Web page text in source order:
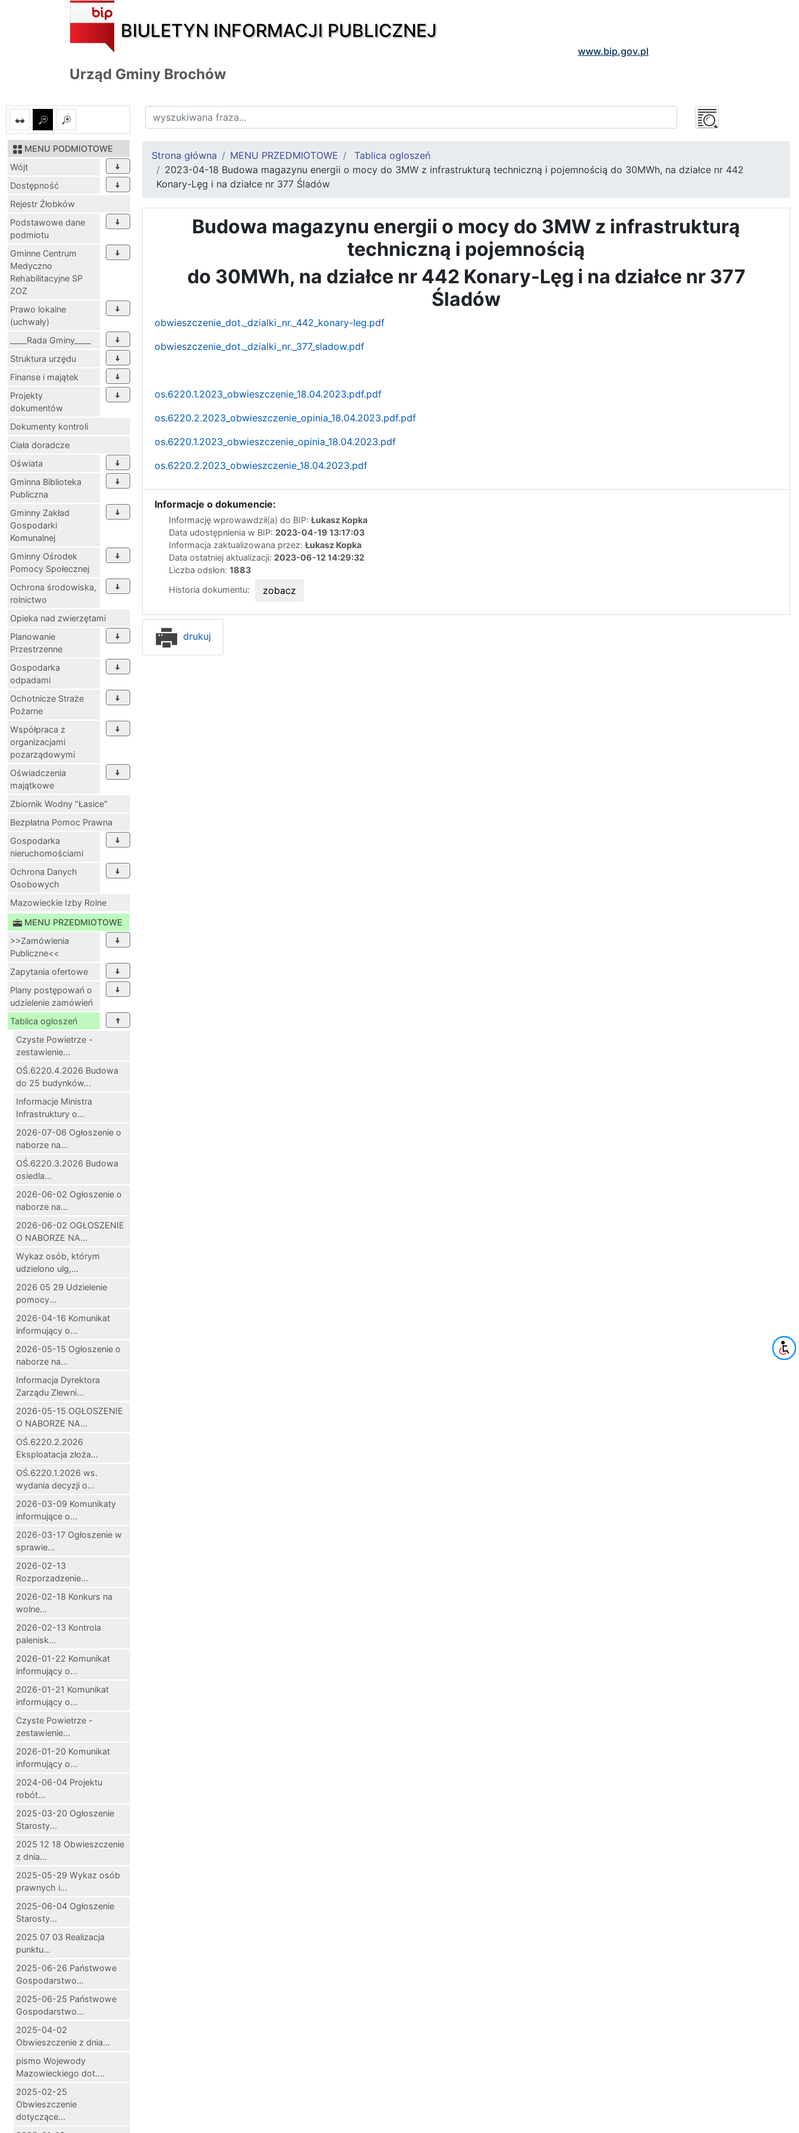
BIULETYN INFORMACJI PUBLICZNEJ
www.bip.gov.pl
Urząd Gminy Brochów
MENU PODMIOTOWE
Wójt
Dostępność
Rejestr Żłobków
Podstawowe dane
podmiotu
Gminne Centrum
Medyczno
Rehabilitacyjne SP
ZOZ
Prawo lokalne
(uchwały)
____Rada Gminy____
Struktura urzędu
Finanse i majątek
Projekty
dokumentów
Dokumenty kontroli
Ciała doradcze
Oświata
Gminna Biblioteka
Publiczna
Gminny Zakład
Gospodarki
Komunalnej
Gminny Ośrodek
Pomocy Społecznej
Ochrona środowiska,
rolnictwo
Opieka nad zwierzętami
Planowanie
Przestrzenne
Gospodarka
odpadami
Ochotnicze Straże
Pożarne
Współpraca z
organizacjami
pozarządowymi
Oświadczenia
majątkowe
Zbiornik Wodny "Łasice"
Bezpłatna Pomoc Prawna
Gospodarka
nieruchomościami
Ochrona Danych
Osobowych
Mazowieckie Izby Rolne
MENU PRZEDMIOTOWE
>>Zamówienia
Publiczne<<
Zapytania ofertowe
Plany postępowań o
udzielenie zamówień
Tablica ogloszeń
Czyste Powietrze -
zestawienie...
OŚ.6220.4.2026 Budowa
do 25 budynków...
Informacje Ministra
Infrastruktury o...
2026-07-06 Ogłoszenie o
naborze na...
OŚ.6220.3.2026 Budowa
osiedla...
2026-06-02 Ogłoszenie o
naborze na...
2026-06-02 OGŁOSZENIE
O NABORZE NA...
Wykaz osób, którym
udzielono ulg,...
2026 05 29 Udzielenie
pomocy...
2026-04-16 Komunikat
informujący o...
2026-05-15 Ogłoszenie o
naborze na...
Informacja Dyrektora
Zarządu Zlewni...
2026-05-15 OGŁOSZENIE
O NABORZE NA...
OŚ.6220.2.2026
Eksploatacja złoża...
OŚ.6220.1.2026 ws.
wydania decyzji o...
2026-03-09 Komunikaty
informujące o...
2026-03-17 Ogłoszenie w
sprawie...
2026-02-13
Rozporzadzenie...
2026-02-18 Konkurs na
wolne...
2026-02-13 Kontrola
palenisk...
2026-01-22 Komunikat
informujący o...
2026-01-21 Komunikat
informujący o...
Czyste Powietrze -
zestawienie...
2026-01-20 Komunikat
informujący o...
2024-06-04 Projektu
robót...
2025-03-20 Ogłoszenie
Starosty...
2025 12 18 Obwieszczenie
z dnia...
2025-05-29 Wykaz osób
prawnych i...
2025-06-04 Ogłoszenie
Starosty...
2025 07 03 Realizacja
punktu...
2025-06-26 Państwowe
Gospodarstwo...
2025-06-25 Państwowe
Gospodarstwo...
2025-04-02
Obwieszczenie z dnia...
pismo Wojewody
Mazowieckiego dot....
2025-02-25
Obwieszczenie
dotyczące...
Strona główna MENU PRZEDMIOTOWE
Tablica ogloszeń
2023-04-18 Budowa magazynu energii o mocy do 3MW z infrastrukturą techniczną i pojemnością do 30MWh, na działce nr 442
Konary-Lęg i na działce nr 377 Śladów
Budowa magazynu energii o mocy do 3MW z infrastrukturą
techniczną i pojemnością
do 30MWh, na działce nr 442 Konary-Lęg i na działce nr 377
Śladów
obwieszczenie_dot._dzialki_nr._442_konary-leg.pdf
obwieszczenie_dot._dzialki_nr._377_sladow.pdf
os.6220.1.2023_obwieszczenie_18.04.2023.pdf.pdf
os.6220.2.2023_obwieszczenie_opinia_18.04.2023.pdf.pdf
os.6220.1.2023_obwieszczenie_opinia_18.04.2023.pdf
os.6220.2.2023_obwieszczenie_18.04.2023.pdf
Informacje o dokumencie:
Informację wprowawdził(a) do BIP: Łukasz Kopka
Data udostępnienia w BIP: 2023-04-19 13:17:03
Informacja zaktualizowana przez: Łukasz Kopka
Data ostatniej aktualizacji: 2023-06-12 14:29:32
Liczba odsłon: 1883
Historia dokumentu:
zobacz
drukuj